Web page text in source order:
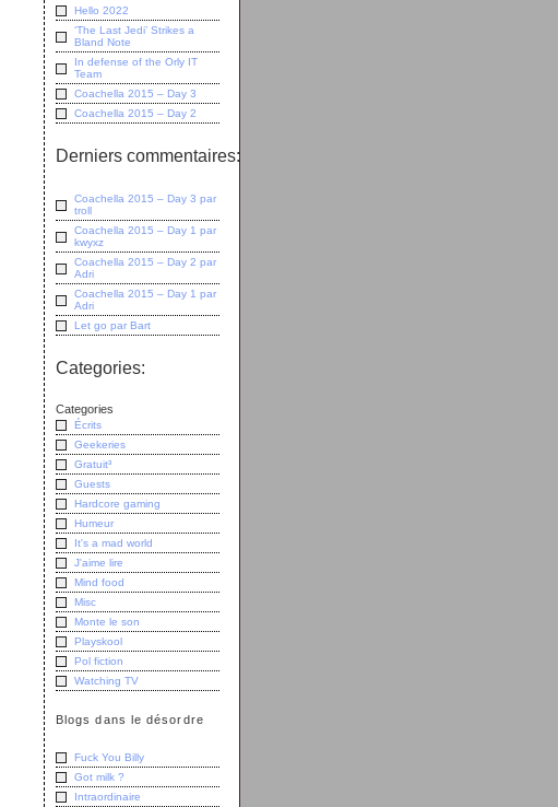
Hello 2022
‘The Last Jedi’ Strikes a
Bland Note
In defense of the Orly IT
Team
Coachella 2015 – Day 3
Coachella 2015 – Day 2
Derniers commentaires:
Coachella 2015 – Day 3 par
troll
Coachella 2015 – Day 1 par
kwyxz
Coachella 2015 – Day 2 par
Adri
Coachella 2015 – Day 1 par
Adri
Let go par Bart
Categories:
Categories
Écrits
Geekeries
Gratuit³
Guests
Hardcore gaming
Humeur
It's a mad world
J'aime lire
Mind food
Misc
Monte le son
Playskool
Pol fiction
Watching TV
Blogs dans le désordre
Fuck You Billy
Got milk ?
Intraordinaire